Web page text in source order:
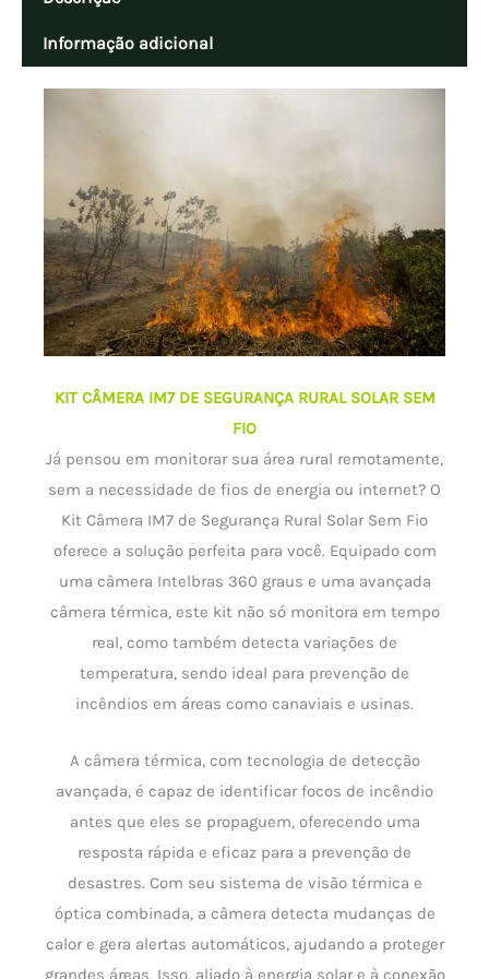
Informação adicional
KIT CÂMERA IM7 DE SEGURANÇA RURAL SOLAR SEM
FIO
Já pensou em monitorar sua área rural remotamente,
sem a necessidade de fios de energia ou internet? O
Kit Câmera IM7 de Segurança Rural Solar Sem Fio
oferece a solução perfeita para você. Equipado com
uma câmera Intelbras 360 graus e uma avançada
câmera térmica, este kit não só monitora em tempo
real, como também detecta variações de
temperatura, sendo ideal para prevenção de
incêndios em áreas como canaviais e usinas.
A câmera térmica, com tecnologia de detecção
avançada, é capaz de identificar focos de incêndio
antes que eles se propaguem, oferecendo uma
resposta rápida e eficaz para a prevenção de
desastres. Com seu sistema de visão térmica e
óptica combinada, a câmera detecta mudanças de
calor e gera alertas automáticos, ajudando a proteger
grandes áreas. Isso, aliado à energia solar e à conexão